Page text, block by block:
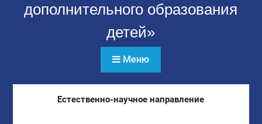
дополнительного образования
детей»
Меню
Естественно-научное направление